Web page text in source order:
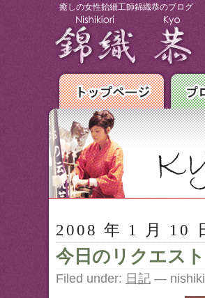
癒しの女性飴細工師錦織恭のブログ
2008 年 1 月 10
今日のリクエスト
Filed under: 日記 —